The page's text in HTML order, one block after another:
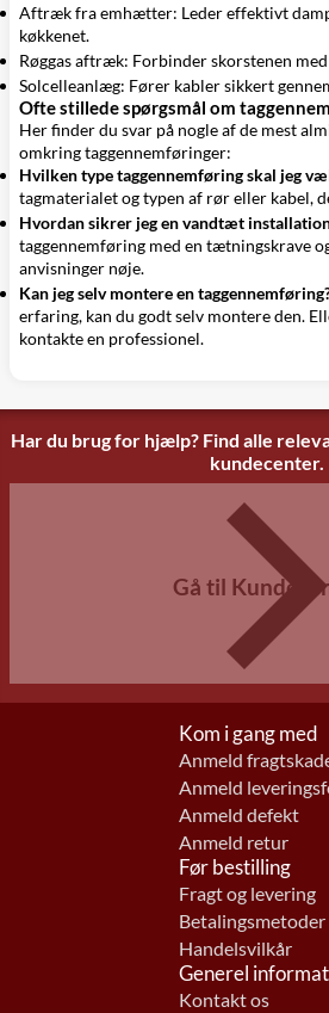
Aftræk fra emhætter: Leder effektivt
køkkenet.
Røggas aftræk: Forbinder skorstenen
Solcelleanlæg: Fører kabler sikkert
Ofte stillede spørgsmål om
Her finder du svar på nogle af de mest
omkring taggennemføringer:
Hvilken type taggennemføring skal jeg
tagmaterialet og typen af rør eller kabel,
Hvordan sikrer jeg en vandtæt
taggennemføring med en tætningskrave
anvisninger nøje.
Kan jeg selv montere en
erfaring, kan du godt selv montere den.
kontakte en professionel.
Har du brug for hjælp? Find alle
kundecenter.
Gå til
Kom i gang med
Anmeld
Anmeld
Anmeld defekt
Anmeld retur
Før bestilling
Fragt og levering
Betalingsmetoder
Handelsvilkår
Generel
Kontakt os